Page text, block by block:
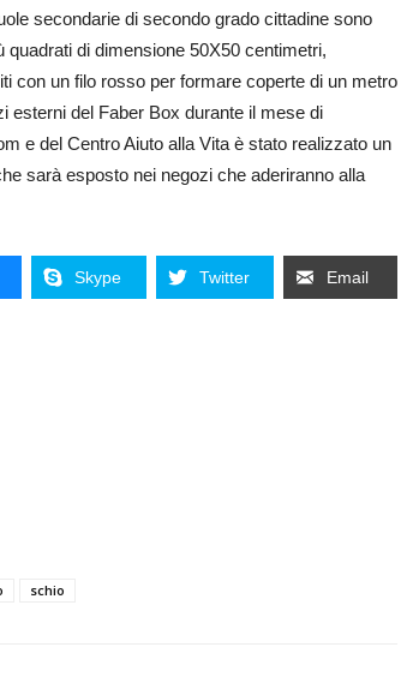
secondarie di secondo grado cittadine sono
di dimensione 50X50 centimetri,
con un filo rosso per formare coperte di un metro
esterni del Faber Box durante il mese di
e del Centro Aiuto alla Vita è stato realizzato un
sarà esposto nei negozi che aderiranno alla
Skype Twitter Email
schio